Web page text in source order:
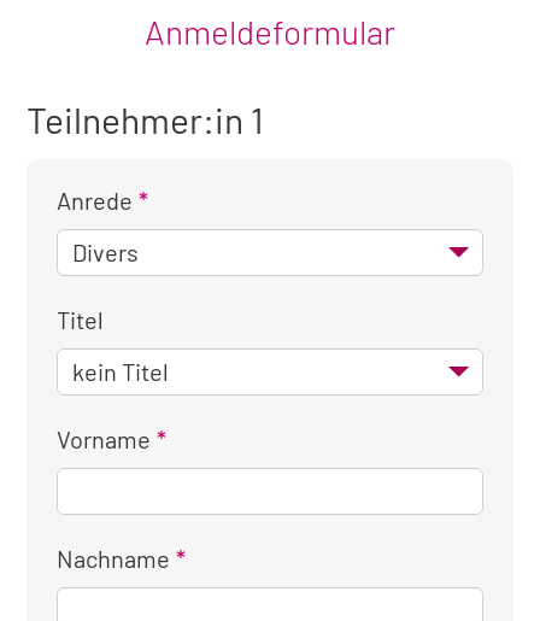
Anmeldeformular
Teilnehmer:in 1
Anrede
Titel
Vorname
Nachname